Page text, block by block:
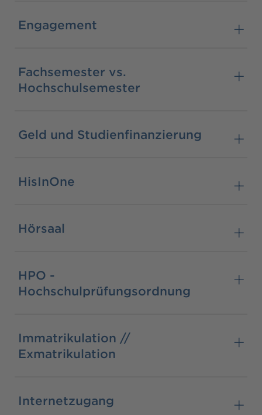
Engagement
Fachsemester vs.
Hochschulsemester
Geld und Studienfinanzierung
HisInOne
Hörsaal
HPO -
Hochschulprüfungsordnung
Immatrikulation //
Exmatrikulation
Internetzugang